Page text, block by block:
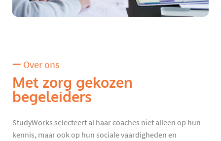
Over ons
Met zorg gekozen
begeleiders
StudyWorks selecteert al haar coaches niet alleen op hun
kennis, maar ook op hun sociale vaardigheden en